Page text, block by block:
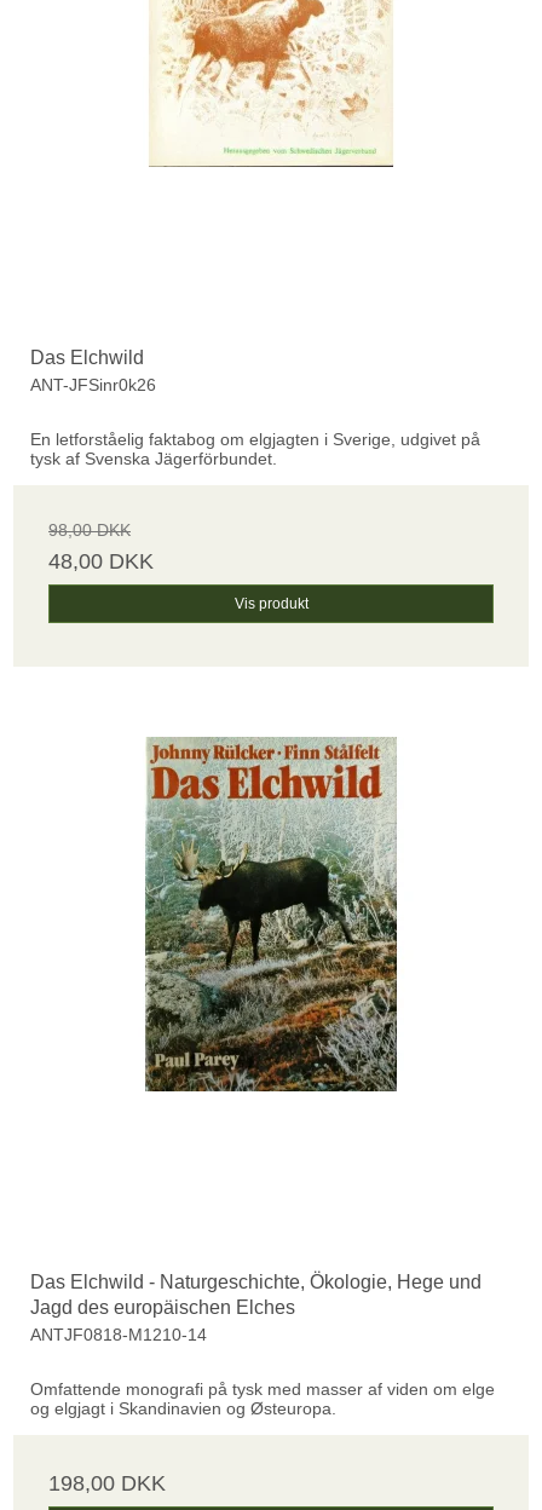
Das Elchwild
ANT-JFSinr0k26
En letforståelig faktabog om elgjagten i Sverige, udgivet på
tysk af Svenska Jägerförbundet.
98,00 DKK
48,00 DKK
Vis produkt
Das Elchwild - Naturgeschichte, Ökologie, Hege und
Jagd des europäischen Elches
ANTJF0818-M1210-14
Omfattende monografi på tysk med masser af viden om elge
og elgjagt i Skandinavien og Østeuropa.
198,00 DKK